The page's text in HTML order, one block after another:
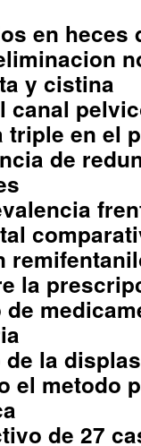
en heces
y cistina
canal
triple en el
de
la
la
el metodo
de 27